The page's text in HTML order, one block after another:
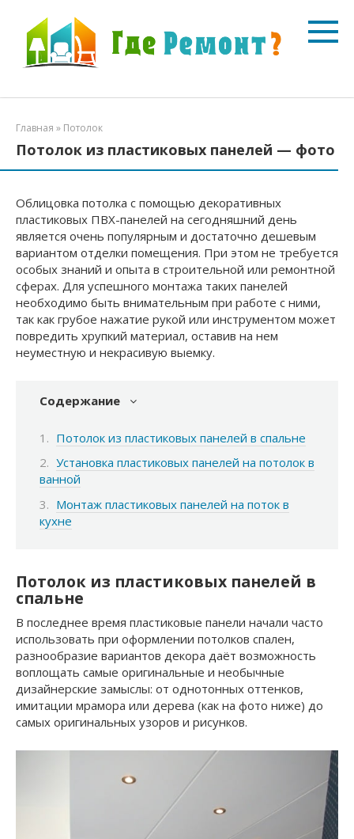
контенту
Главная » Потолок
Потолок из пластиковых панелей — фото
Облицовка потолка с помощью декоративных
пластиковых ПВХ-панелей на сегодняшний день
является очень популярным и достаточно дешевым
вариантом отделки помещения. При этом не требуется
особых знаний и опыта в строительной или ремонтной
сферах. Для успешного монтажа таких панелей
необходимо быть внимательным при работе с ними,
так как грубое нажатие рукой или инструментом может
повредить хрупкий материал, оставив на нем
неуместную и некрасивую выемку.
Содержание
Потолок из пластиковых панелей в спальне
Установка пластиковых панелей на потолок в
ванной
Монтаж пластиковых панелей на поток в
кухне
Потолок из пластиковых панелей в
спальне
В последнее время пластиковые панели начали часто
использовать при оформлении потолков спален,
разнообразие вариантов декора даёт возможность
воплощать самые оригинальные и необычные
дизайнерские замыслы: от однотонных оттенков,
имитации мрамора или дерева (как на фото ниже) до
самых оригинальных узоров и рисунков.